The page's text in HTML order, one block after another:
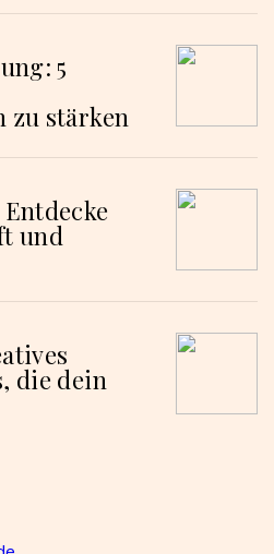
5
zu stärken
und
die dein